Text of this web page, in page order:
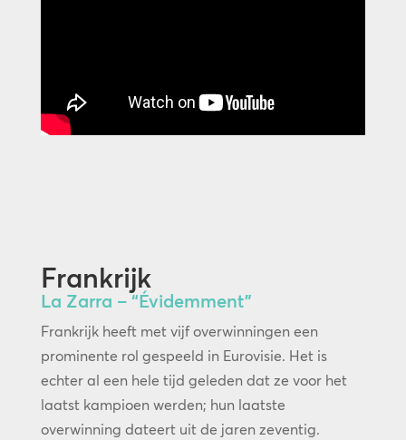
Frankrijk
La Zarra – “Évidemment”
Frankrijk heeft met vijf overwinningen een
prominente rol gespeeld in Eurovisie. Het is
echter al een hele tijd geleden dat ze voor het
laatst kampioen werden; hun laatste
overwinning dateert uit de jaren zeventig.